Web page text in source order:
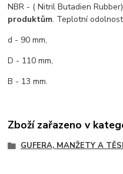
NBR - ( Nitril Butadien
produktům. Teplotní
d - 90 mm,
D - 110 mm,
B - 13 mm.
Zboží zařazeno v
GUFERA, MANŽETY A